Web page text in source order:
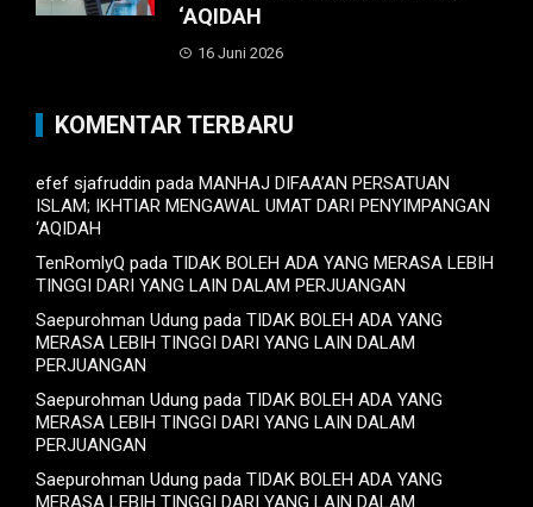
‘AQIDAH
16 Juni 2026
KOMENTAR TERBARU
efef sjafruddin pada MANHAJ DIFAA’AN PERSATUAN
ISLAM; IKHTIAR MENGAWAL UMAT DARI PENYIMPANGAN
‘AQIDAH
TenRomlyQ pada TIDAK BOLEH ADA YANG MERASA LEBIH
TINGGI DARI YANG LAIN DALAM PERJUANGAN
Saepurohman Udung pada TIDAK BOLEH ADA YANG
MERASA LEBIH TINGGI DARI YANG LAIN DALAM
PERJUANGAN
Saepurohman Udung pada TIDAK BOLEH ADA YANG
MERASA LEBIH TINGGI DARI YANG LAIN DALAM
PERJUANGAN
Saepurohman Udung pada TIDAK BOLEH ADA YANG
MERASA LEBIH TINGGI DARI YANG LAIN DALAM